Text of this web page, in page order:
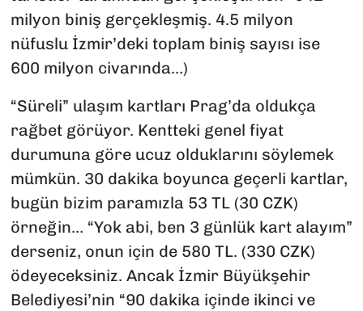
milyon biniş gerçekleşmiş. 4.5 milyon
nüfuslu İzmir’deki toplam biniş sayısı ise
600 milyon civarında…)
“Süreli” ulaşım kartları Prag’da oldukça
rağbet görüyor. Kentteki genel fiyat
durumuna göre ucuz olduklarını söylemek
mümkün. 30 dakika boyunca geçerli kartlar,
bugün bizim paramızla 53 TL (30 CZK)
örneğin… “Yok abi, ben 3 günlük kart alayım”
derseniz, onun için de 580 TL. (330 CZK)
ödeyeceksiniz. Ancak İzmir Büyükşehir
Belediyesi’nin “90 dakika içinde ikinci ve